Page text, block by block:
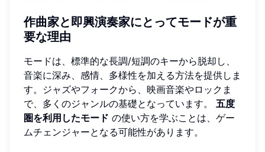
作曲家と即興演奏家にとってモードが重
要な理由
モードは、標準的な長調/短調のキーから脱却し、
音楽に深み、感情、多様性を加える方法を提供しま
す。ジャズやフォークから、映画音楽やロックま
で、多くのジャンルの基礎となっています。 五度
圏を利用したモード の使い方を学ぶことは、ゲー
ムチェンジャーとなる可能性があります。